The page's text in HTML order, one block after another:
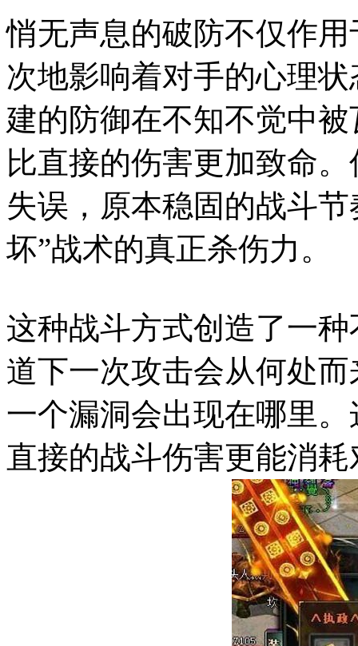
悄无声息的破防不仅作
次地影响着对手的心理
建的防御在不知不觉中
比直接的伤害更加致命
失误，原本稳固的战斗
坏”战术的真正杀伤力。
这种战斗方式创造了一
道下一次攻击会从何处
一个漏洞会出现在哪里
直接的战斗伤害更能消